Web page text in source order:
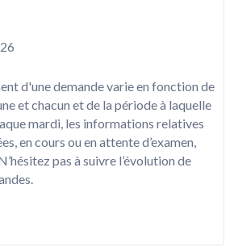
d'une demande varie en fonction de
et chacun et de la période à laquelle
mardi, les informations relatives
en cours ou en attente d’examen,
pas à suivre l’évolution de